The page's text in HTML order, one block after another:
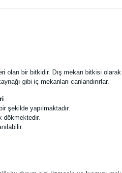
olan bir bitkidir. Dış mekan bitkisi
gibi iç mekanları canlandırırlar.
şekilde yapılmaktadır.
dökmektedir.